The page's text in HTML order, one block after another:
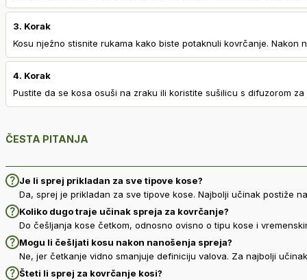
3. Korak
Kosu nježno stisnite rukama kako biste potaknuli kovrčanje. Nakon
4. Korak
Pustite da se kosa osuši na zraku ili koristite sušilicu s difuzorom
ČESTA PITANJA
Je li sprej prikladan za sve tipove kose?
Da, sprej je prikladan za sve tipove kose. Najbolji učinak postiže
Koliko dugo traje učinak spreja za kovrčanje?
Do češljanja kose četkom, odnosno ovisno o tipu kose i
Mogu li češljati kosu nakon nanošenja spreja?
Ne, jer četkanje vidno smanjuje definiciju valova. Za najbolji
Šteti li sprej za kovrčanje kosi?